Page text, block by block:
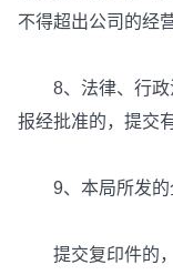
不得超出公司的经
8、法律、行政
报经批准的，提交
9、本局所发的
提交复印件的，